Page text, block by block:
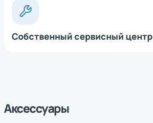
Собственный сервисный центр
Аксессуары